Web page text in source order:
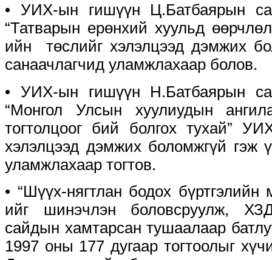
• УИХ-ын гишүүн Ц.Батбаярын
“Татварын ерөнхий хуульд
ийн төслийг хэлэлцээд дэмжих
санаачлагчид уламжлахаар болов.
• УИХ-ын гишүүн Н.Батбаярын
“Монгол Улсын хуулиудын
тогтолцоог бий болгох тухай”
хэлэлцээд дэмжих боломжгүй гэж
уламжлахаар тогтов.
• “Шүүх-нягтлан бодох бүртгэлийн
ийг шинэчлэн боловсруулж,
сайдын хамтарсан тушаалаар
1997 оны 177 дугаар тогтоолыг